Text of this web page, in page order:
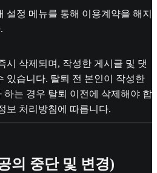
설정 메뉴를 통해 이용계약을 해지
시 삭제되며, 작성한 게시글 및 댓
있습니다. 탈퇴 전 본인이 작성한
하는 경우 탈퇴 이전에 삭제해야 합
보 처리방침에 따릅니다.
의 중단 및 변경)